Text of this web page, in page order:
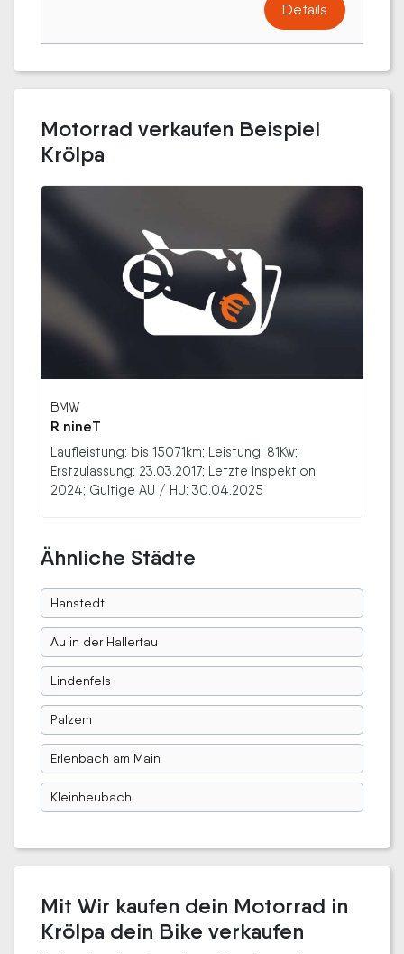
Details
Motorrad verkaufen Beispiel
Krölpa
BMW
R nineT
Laufleistung: bis 15071km; Leistung: 81Kw;
Erstzulassung: 23.03.2017; Letzte Inspektion:
2024; Gültige AU / HU: 30.04.2025
Ähnliche Städte
Hanstedt
Au in der Hallertau
Lindenfels
Palzem
Erlenbach am Main
Kleinheubach
Mit Wir kaufen dein Motorrad in
Krölpa dein Bike verkaufen